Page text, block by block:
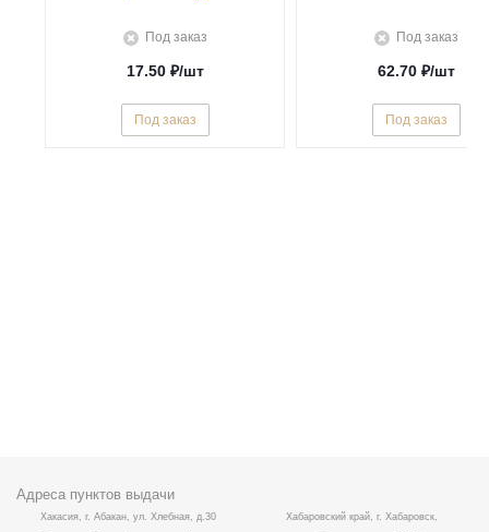
Под заказ
17.50 ₽/шт
Под заказ
Под заказ
62.70 ₽/шт
Под заказ
Адреса пунктов выдачи
Хакасия, г. Абакан, ул. Хлебная, д.30
Хабаровский край, г. Хабаровск,